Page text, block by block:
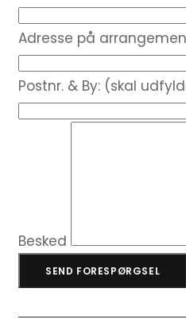
Adresse på
Postnr. & By: (skal
Besked